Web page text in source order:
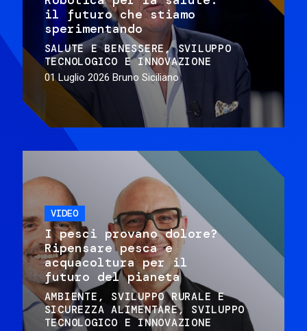
il futuro che stiamo
sperimentando
SALUTE E BENESSERE
SVILUPPO
TECNOLOGICO E INNOVAZIONE
01 Luglio 2026 Bruno Siciliano
VIDEO
I pesci provano dolore?
Ripensare pesca e
acquacoltura per il
futuro del pianeta
AMBIENTE
SVILUPPO RURALE E
SICUREZZA ALIMENTARE
SVILUPPO
TECNOLOGICO E INNOVAZIONE